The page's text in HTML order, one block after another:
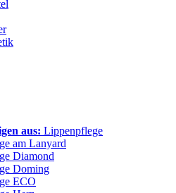
aus: Lippenpflege
am Lanyard
Diamond
Doming
ECO